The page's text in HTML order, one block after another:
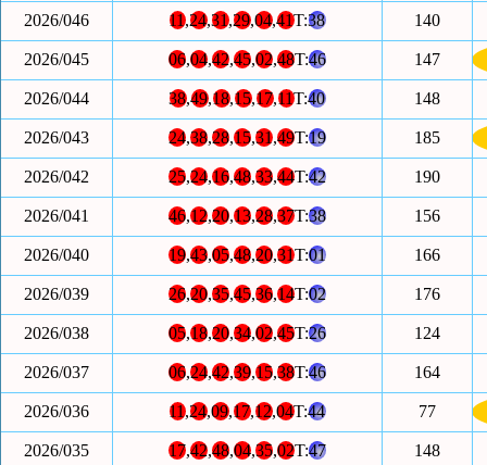
2026/046 11,24,31,29,04,41T:38 140
2026/045 06,04,42,45,02,48T:46 147
2026/044 38,49,18,15,17,11T:40 148
2026/043 24,38,28,15,31,49T:19 185
2026/042 25,24,16,48,33,44T:42 190
2026/041 46,12,20,13,28,37T:38 156
2026/040 19,43,05,48,20,31T:01 166
2026/039 26,20,35,45,36,14T:02 176
2026/038 05,18,20,34,02,45T:26 124
2026/037 06,24,42,39,15,38T:46 164
2026/036 11,24,09,17,12,04T:44 77
2026/035 17,42,48,04,35,02T:47 148